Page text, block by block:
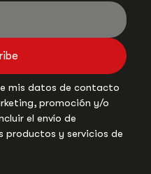
mis datos de contacto
promoción y/o
el envío de
y servicios de